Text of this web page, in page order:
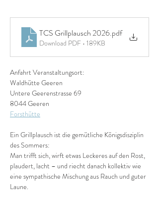
TCS Grillplausch 2026.pdf
Download PDF • 189KB
Anfahrt Veranstaltungsort:
Waldhütte Geeren
Untere Geerenstrasse 69
8044 Geeren
Forsthütte
Ein Grillplausch ist die gemütliche Königsdisziplin
des Sommers:
Man trifft sich, wirft etwas Leckeres auf den Rost,
plaudert, lacht – und riecht danach kollektiv wie
eine sympathische Mischung aus Rauch und guter
Laune.